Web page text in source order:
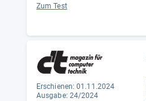
Zum Test
Erschienen: 01.11.2024
Ausgabe: 24/2024